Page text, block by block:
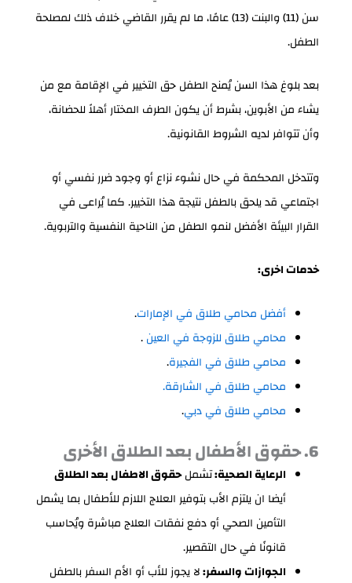
سن (11) والبنت (13) عامًا، ما لم يقرر القاضي خلاف ذلك لمصلحة
الطفل.
بعد بلوغ هذا السن يُمنح الطفل حق التخيير في الإقامة مع من
يشاء من الأبوين، بشرط أن يكون الطرف المختار أهلاً للحضانة،
وأن تتوافر لديه الشروط القانونية.
وتتدخل المحكمة في حال نشوء نزاع أو وجود ضرر نفسي أو
اجتماعي قد يلحق بالطفل نتيجة هذا التخيير. كما يُراعى في
القرار البيئة الأفضل لنمو الطفل من الناحية النفسية والتربوية.
خدمات اخرى:
أفضل محامي طلاق في الإمارات.
محامي طلاق للزوجة في العين.
محامي طلاق في الفجيرة.
محامي طلاق في الشارقة.
محامي طلاق في دبي.
6. حقوق الأطفال بعد الطلاق الأخرى
الرعاية الصحية:تشملحقوق الاطفال بعد الطلاق
أيضا ان يلتزم الأب بتوفير العلاج اللازم للأطفال بما يشمل
التأمين الصحي أو دفع نفقات العلاج مباشرة ويُحاسب
قانونًا في حال التقصير.
الجوازات والسفر:لا يجوز للأب أو الأم السفر بالطفل